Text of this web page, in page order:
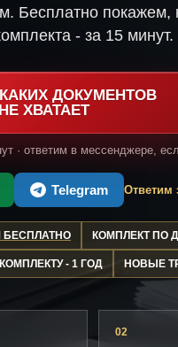
Бесплатно покажем,
- за 15 минут.
ДОКУМЕНТОВ
НЕ ХВАТАЕТ
· ответим в мессенджере,
Telegram Ответим
КОМПЛЕКТ ПО
- 1 ГОД НОВЫЕ
02